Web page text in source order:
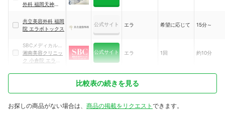
外科 福岡天神院
共立美容外科 福岡
院 エラボトックス
公式サイト エラ 希望に応じて 15分～
SBCメディカルグ
ループ
湘南美容クリニッ
ク 小倉院 エラボ
公式サイト エラ 1回 約10分
比較表の続きを見る
お探しの商品がない場合は、 商品の掲載をリクエスト できます。